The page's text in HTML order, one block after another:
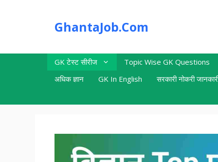
GhantaJob.Com
GK टेस्ट सीरीज Topic Wise GK Questions
अधिक ज्ञान
GK In English सरकारी नोकरी